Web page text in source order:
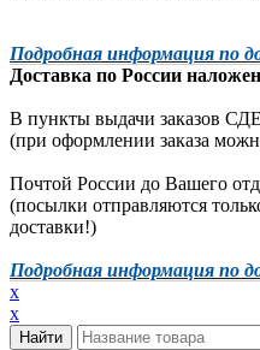
Подробная информация по
Доставка по России
В пункты выдачи заказов
(при оформлении заказа
Почтой России до Вашего
(посылки отправляются
доставки!)
Подробная информация по
x
x